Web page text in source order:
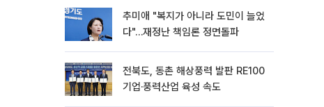
추미애 "복지가 아니라 도민이 늘었
다"…재정난 책임론 정면돌파
전북도, 동촌 해상풍력 발판 RE100
기업·풍력산업 육성 속도